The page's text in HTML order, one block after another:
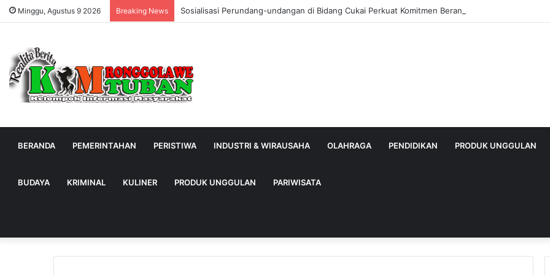
Minggu, Agustus 9 2026 Breaking News Sosialisasi Perundang-undangan di Bidang Cukai Perkuat Komitmen Berantas Rokok Ilegal di
BERANDA PEMERINTAHAN PERISTIWA INDUSTRI & WIRAUSAHA OLAHRAGA PENDIDIKAN PRODUK UNGGULAN
BUDAYA KRIMINAL KULINER PRODUK UNGGULAN PARIWISATA